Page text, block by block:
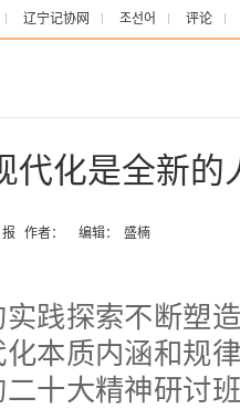
辽宁记协网 조선어 评论
代化是全新的
作者： 编辑： 盛楠
探索不断塑造
本质内涵和规
十大精神研讨